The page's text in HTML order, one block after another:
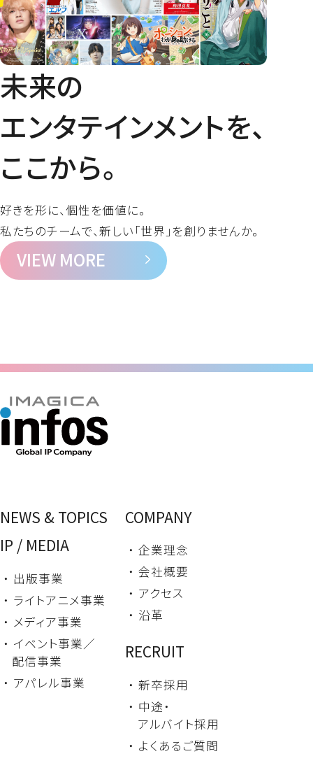
未来の
エンタテインメントを、
ここから。
好きを形に、個性を価値に。
私たちのチームで、新しい「世界」を創りませんか。
VIEW MORE
NEWS & TOPICS
IP / MEDIA
・ 出版事業
・ ライトアニメ事業
・ メディア事業
・ イベント事業／
配信事業
・ アパレル事業
COMPANY
・ 企業理念
・ 会社概要
・ アクセス
・ 沿革
RECRUIT
・ 新卒採用
・ 中途・
アルバイト採用
・ よくあるご質問